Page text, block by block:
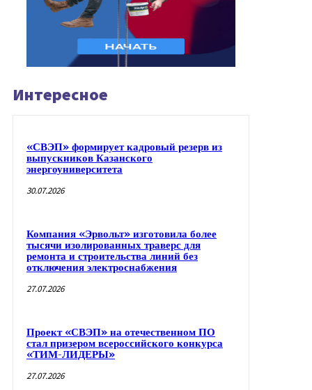
Интересное
«СВЭП» формирует кадровый резерв из
выпускников Казанского
энергоуниверситета
30.07.2026
Компания «Эрвольт» изготовила более
тысячи изолированных траверс для
ремонта и строительства линий без
отключения электроснабжения
27.07.2026
Проект «СВЭП» на отечественном ПО
стал призером всероссийского конкурса
«ТИМ-ЛИДЕРЫ»
27.07.2026